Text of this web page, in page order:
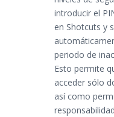
introducir el
en Shotcuts y
periodo de
Esto permite
acceder sólo
así como